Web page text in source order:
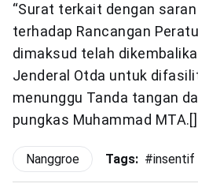
“Surat terkait dengan
terhadap Rancangan
dimaksud telah
Jenderal Otda untuk
menunggu Tanda tangan
pungkas Muhammad MTA.[]
Nanggroe Tags: #insentif